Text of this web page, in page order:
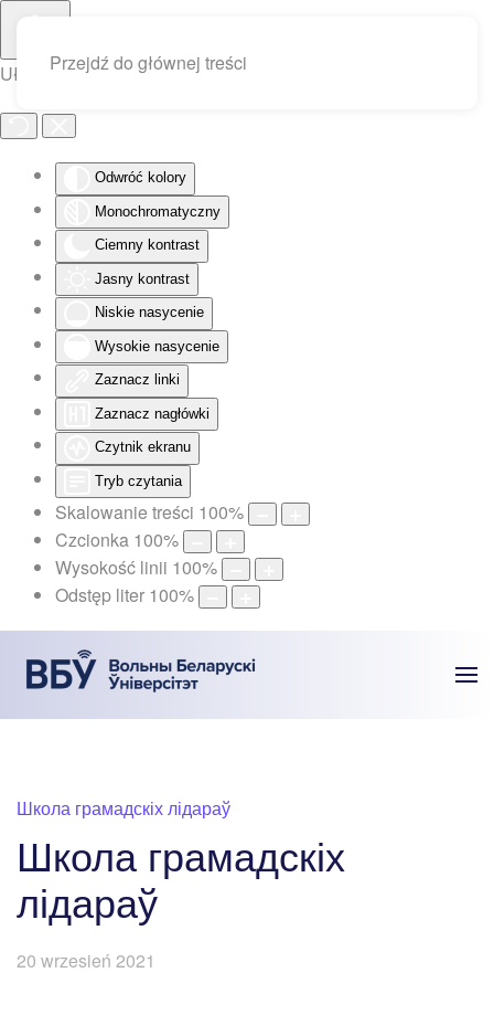
Ułatwienia dostępu
Odwróć kolory
Monochromatyczny
Ciemny kontrast
Jasny kontrast
Niskie nasycenie
Wysokie nasycenie
Zaznacz linki
Zaznacz nagłówki
Czytnik ekranu
Tryb czytania
Skalowanie treści 100%
Czcionka 100%
Wysokość linii 100%
Odstęp liter 100%
Przejdź do głównej treści
Школа грамадскіх лідараў
Школа грамадскіх
лідараў
20 wrzesień 2021